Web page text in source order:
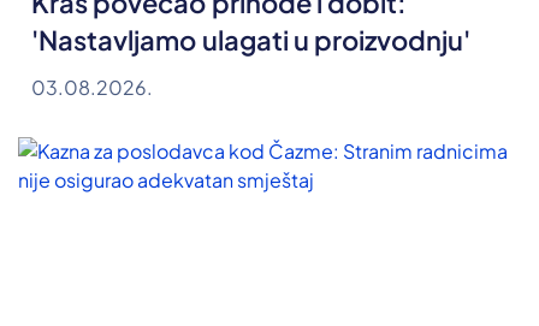
'Nastavljamo ulagati u proizvodnju'
03.08.2026.